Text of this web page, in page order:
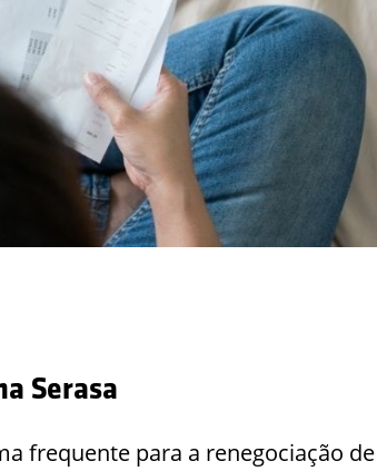
Serasa
frequente para a renegociação de